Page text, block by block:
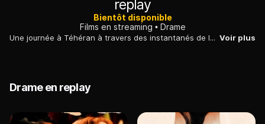
replay
Bientôt disponible
Films en streaming
Drame
Une journée à Téhéran à travers des instantanés de la vie de neuf personnes aux prises avec l'administration et les règles de vie imposées par le régime des mollahs. Un jeune père déclare la naissance de son fils, mais le prénom choisi pour le bébé déplaît à l'officier d'état civil... Voir plus
Drame en replay